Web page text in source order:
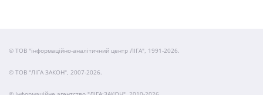
© ТОВ "інформаційно-аналітичний центр ЛІГА", 1991-2026.
© ТОВ "ЛІГА ЗАКОН", 2007-2026.